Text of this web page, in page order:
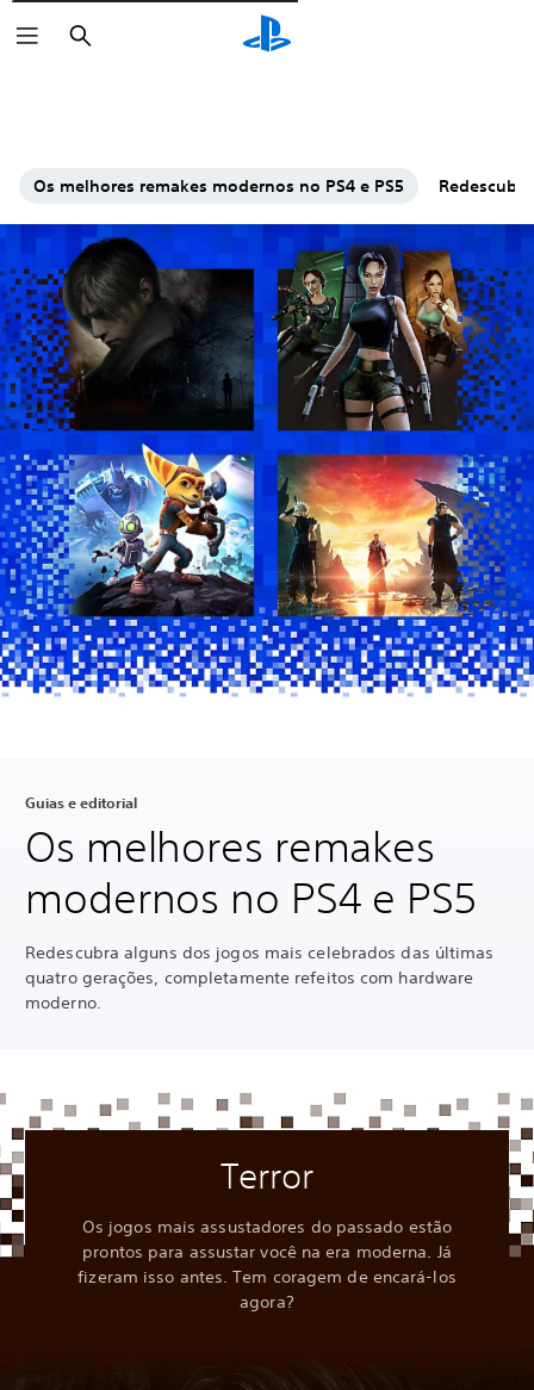
Pesquisar
Os melhores remakes modernos no PS4 e PS5
Guias e editorial
Os melhores remakes
modernos no PS4 e PS5
Redescubra alguns dos jogos mais celebrados das últimas
quatro gerações, completamente refeitos com hardware
moderno.
Terror
Os jogos mais assustadores do passado estão
prontos para assustar você na era moderna. Já
fizeram isso antes. Tem coragem de encará-los
agora?